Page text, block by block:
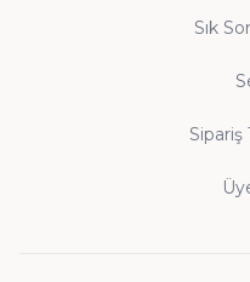
Neden Beka
Orijinal Baskı ve
Sık
Sipariş